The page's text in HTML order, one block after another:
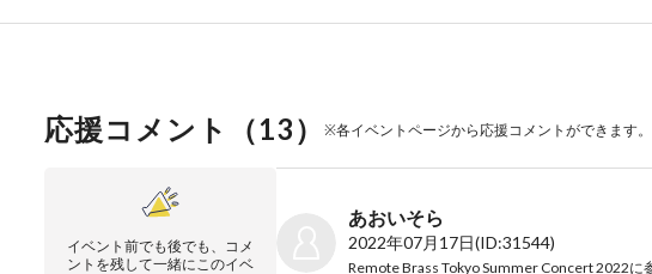
応援コメント（13） ※各イベントページから応援コメントができます。
イベント前でも後でも、コメ
ントを残して一緒にこのイベ
あおいそら
2022年07月17日(ID:31544)
Remote Brass Tokyo Summer Concert 2022に